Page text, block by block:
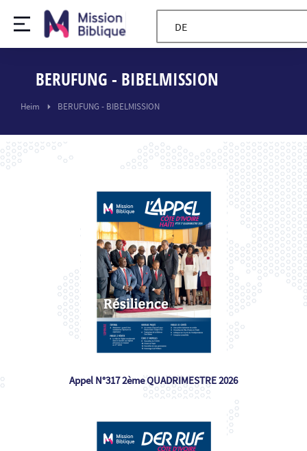
DE
BERUFUNG - BIBELMISSION
Sie sind hier:
Heim BERUFUNG - BIBELMISSION
Appel N°317 2ème QUADRIMESTRE 2026